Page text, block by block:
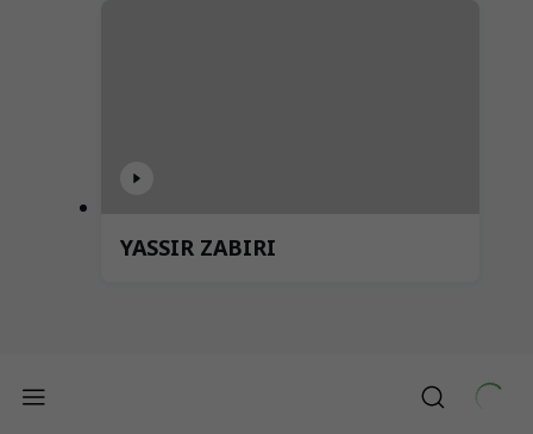
YASSIR ZABIRI